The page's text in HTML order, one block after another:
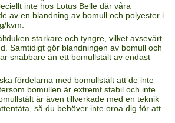
inte hos Lotus Belle där våra
av en blandning av bomull och polyester i
kvm.
starkare och tyngre, vilket avsevärt
Samtidigt gör blandningen av bomull och
snabbare än ett bomullstält av endast
fördelarna med bomullstält att de inte
bomullen är extremt stabil och inte
är även tillverkade med en teknik
så du behöver inte oroa dig för att